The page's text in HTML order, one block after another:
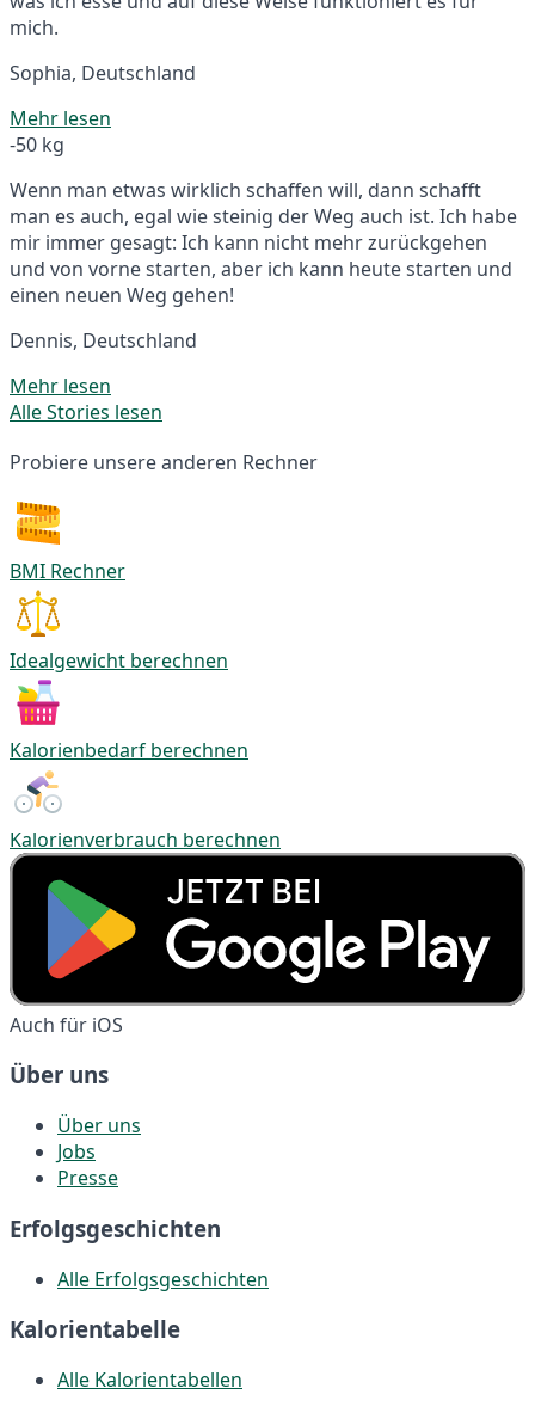
mich.
Sophia, Deutschland
Mehr lesen
-50 kg
Wenn man etwas wirklich schaffen will, dann schafft
man es auch, egal wie steinig der Weg auch ist. Ich habe
mir immer gesagt: Ich kann nicht mehr zurückgehen
und von vorne starten, aber ich kann heute starten und
einen neuen Weg gehen!
Dennis, Deutschland
Mehr lesen
Alle Stories lesen
Probiere unsere anderen Rechner
BMI Rechner
Idealgewicht berechnen
Kalorienbedarf berechnen
Kalorienverbrauch berechnen
Auch für iOS
Über uns
Über uns
Jobs
Presse
Erfolgsgeschichten
Alle Erfolgsgeschichten
Kalorientabelle
Alle Kalorientabellen